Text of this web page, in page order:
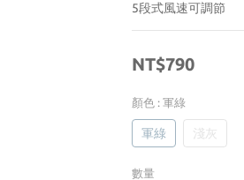
5段式風速可調節
NT$790
顏色 : 軍綠
軍綠 淺灰
數量